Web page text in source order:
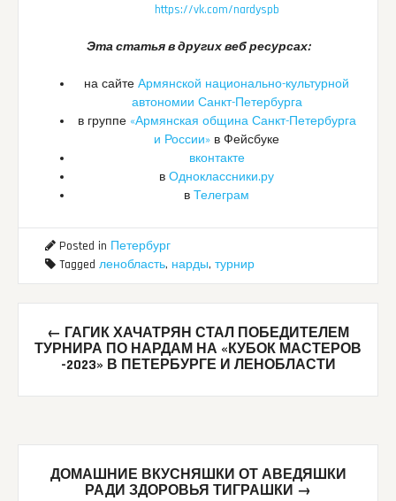
https://vk.com/nardyspb
Эта статья в других веб ресурсах:
на сайте Армянской национально-культурной
автономии Санкт-Петербурга
в группе «Армянская община Санкт-Петербурга
и России» в Фейсбуке
вконтакте
в Одноклассники.ру
в Телеграм
Posted in Петербург
Tagged ленобласть, нарды, турнир
Post
navigation
← ГАГИК ХАЧАТРЯН СТАЛ ПОБЕДИТЕЛЕМ
ТУРНИРА ПО НАРДАМ НА «КУБОК МАСТЕРОВ
-2023» В ПЕТЕРБУРГЕ И ЛЕНОБЛАСТИ
ДОМАШНИЕ ВКУСНЯШКИ ОТ АВЕДЯШКИ
РАДИ ЗДОРОВЬЯ ТИГРАШКИ →